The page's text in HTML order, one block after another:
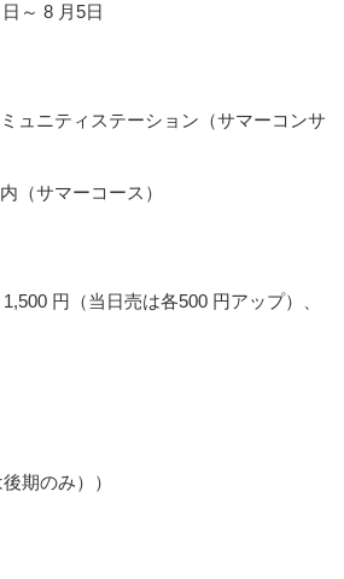
～ 8 月5日
ュニティステーション（サマーコンサ
（サマーコース）
円（当日売は各500 円アップ）、
期のみ））